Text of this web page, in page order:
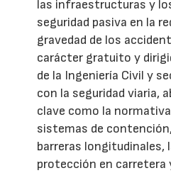
las infraestructuras y
seguridad pasiva en la
gravedad de los
carácter gratuito y
de la Ingeniería Civil y
con la seguridad viaria,
clave como la
sistemas de
barreras longitudinales,
protección en carretera